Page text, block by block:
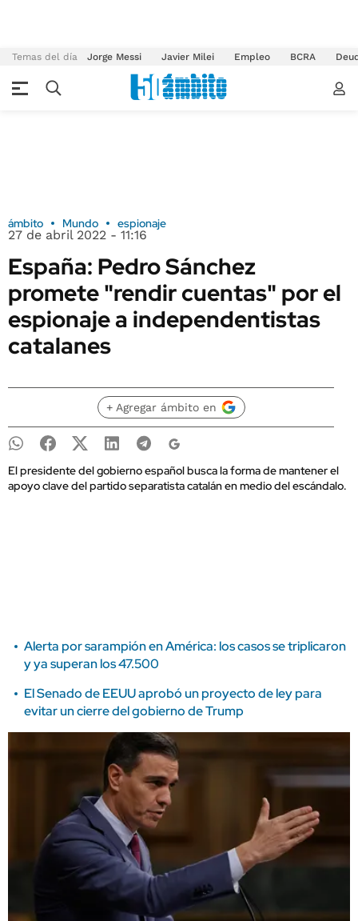
Temas del día Jorge Messi Javier Milei Empleo BCRA
ámbito Mundo espionaje
27 de abril 2022 - 11:16
España: Pedro Sánchez
promete "rendir cuentas" por el
espionaje a independentistas
catalanes
+ Agregar ámbito en
El presidente del gobierno español busca la forma de mantener el
apoyo clave del partido separatista catalán en medio del escándalo.
Alerta por sarampión en América: los casos se triplicaron
y ya superan los 47.500
El Senado de EEUU aprobó un proyecto de ley para
evitar un cierre del gobierno de Trump